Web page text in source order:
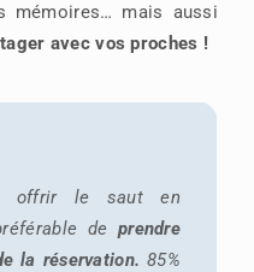
mémoires… mais aussi
avec vos proches !
offrir le saut en
de prendre
la réservation. 85%